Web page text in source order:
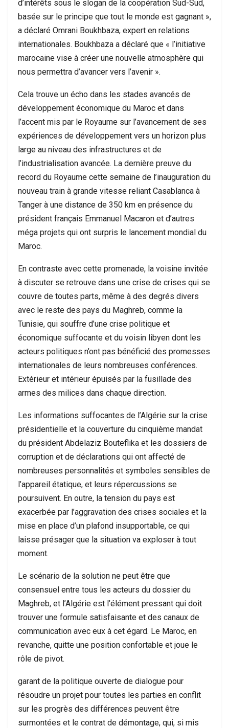
d’intérêts sous le slogan de la coopération Sud-Sud,
basée sur le principe que tout le monde est gagnant »,
a déclaré Omrani Boukhbaza, expert en relations
internationales. Boukhbaza a déclaré que « l’initiative
marocaine vise à créer une nouvelle atmosphère qui
nous permettra d’avancer vers l’avenir ».
Cela trouve un écho dans les stades avancés de
développement économique du Maroc et dans
l’accent mis par le Royaume sur l’avancement de ses
expériences de développement vers un horizon plus
large au niveau des infrastructures et de
l’industrialisation avancée. La dernière preuve du
record du Royaume cette semaine de l’inauguration du
nouveau train à grande vitesse reliant Casablanca à
Tanger à une distance de 350 km en présence du
président français Emmanuel Macaron et d’autres
méga projets qui ont surpris le lancement mondial du
Maroc.
En contraste avec cette promenade, la voisine invitée
à discuter se retrouve dans une crise de crises qui se
couvre de toutes parts, même à des degrés divers
avec le reste des pays du Maghreb, comme la
Tunisie, qui souffre d’une crise politique et
économique suffocante et du voisin libyen dont les
acteurs politiques n’ont pas bénéficié des promesses
internationales de leurs nombreuses conférences.
Extérieur et intérieur épuisés par la fusillade des
armes des milices dans chaque direction.
Les informations suffocantes de l’Algérie sur la crise
présidentielle et la couverture du cinquième mandat
du président Abdelaziz Bouteflika et les dossiers de
corruption et de déclarations qui ont affecté de
nombreuses personnalités et symboles sensibles de
l’appareil étatique, et leurs répercussions se
poursuivent. En outre, la tension du pays est
exacerbée par l’aggravation des crises sociales et la
mise en place d’un plafond insupportable, ce qui
laisse présager que la situation va exploser à tout
moment.
Le scénario de la solution ne peut être que
consensuel entre tous les acteurs du dossier du
Maghreb, et l’Algérie est l’élément pressant qui doit
trouver une formule satisfaisante et des canaux de
communication avec eux à cet égard. Le Maroc, en
revanche, quitte une position confortable et joue le
rôle de pivot.
garant de la politique ouverte de dialogue pour
résoudre un projet pour toutes les parties en conflit
sur les progrès des différences peuvent être
surmontées et le contrat de démontage, qui, si mis